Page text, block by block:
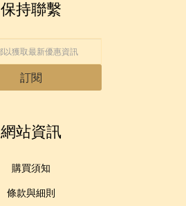
保持聯繫
訂閱
網站資訊
購買須知
條款與細則